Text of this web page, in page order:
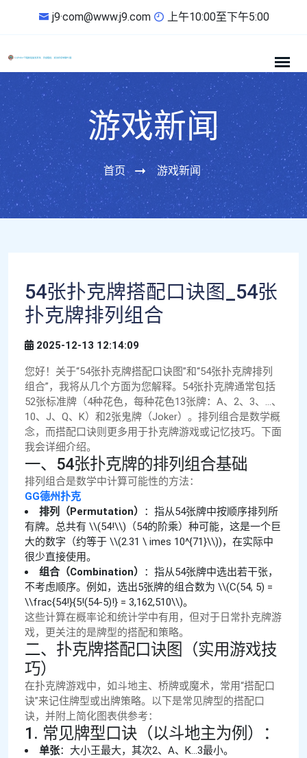
j9·com@www.j9.com 上午10:00至下午5:00
游戏新闻
首页 游戏新闻
54张扑克牌搭配口诀图_54张
扑克牌排列组合
2025-12-13 12:14:09
您好！关于“54张扑克牌搭配口诀图”和“54张扑克牌排列
组合”，我将从几个方面为您解释。54张扑克牌通常包括
52张标准牌（4种花色，每种花色13张牌：A、2、3、…、
10、J、Q、K）和2张鬼牌（Joker）。排列组合是数学概
念，而搭配口诀则更多用于扑克牌游戏或记忆技巧。下面
我会详细介绍。
一、54张扑克牌的排列组合基础
排列组合是数学中计算可能性的方法：
GG德州扑克
排列（Permutation）
：指从54张牌中按顺序排列所
有牌。总共有 \\(54!\\)（54的阶乘）种可能，这是一个巨
大的数字（约等于 \\(2.31 \ imes 10^{71}\\))，在实际中
很少直接使用。
组合（Combination）
：指从54张牌中选出若干张，
不考虑顺序。例如，选出5张牌的组合数为 \\(C(54, 5) =
\\frac{54!}{5!(54-5)!} = 3,162,510\\)。
这些计算在概率论和统计学中有用，但对于日常扑克牌游
戏，更关注的是牌型的搭配和策略。
二、扑克牌搭配口诀图（实用游戏技
巧）
在扑克牌游戏中，如斗地主、桥牌或魔术，常用“搭配口
诀”来记住牌型或出牌策略。以下是常见牌型的搭配口
诀，并附上简化图表供参考：
1. 常见牌型口诀（以斗地主为例）：
单张：大小王最大，其次2、A、K...3最小。